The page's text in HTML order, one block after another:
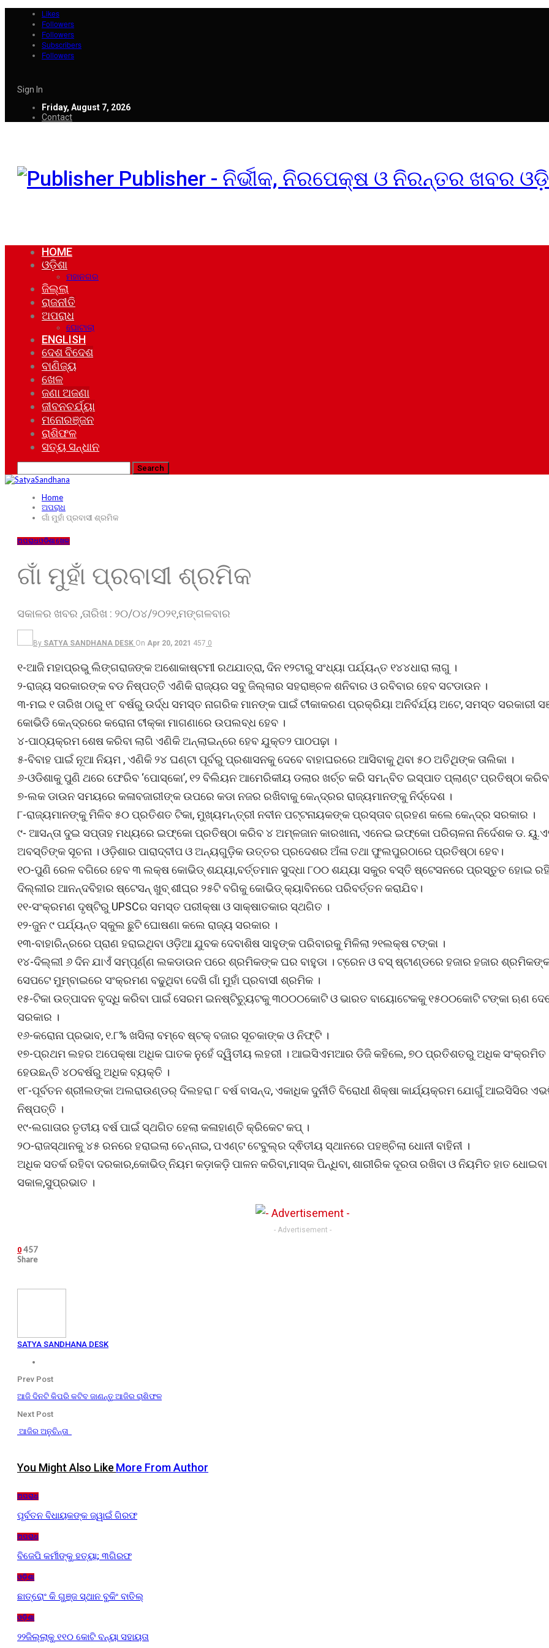
Likes
Followers
Followers
Subscribers
Followers
Sign In
Friday, August 7, 2026
Contact
Publisher - ନିର୍ଭୀକ, ନିରପେକ୍ଷ ଓ ନିରନ୍ତର ଖବର
HOME
ଓଡ଼ିଶା
ମହାନଗର
ଜିଲ୍ଲା
ରାଜନୀତି
ଅପରାଧ
ଘୋଟାଲା
ENGLISH
ଦେଶ ବିଦେଶ
ବାଣିଜ୍ୟ
ଖେଳ
ଜଣା ଅଜଣା
ଜୀବନଚର୍ଯ୍ୟା
ମନୋରଞ୍ଜନ
ରାଶିଫଳ
ସତ୍ୟ ସନ୍ଧାନ
Home
ଅପରାଧ
ଗାଁ ମୁହାଁ ପ୍ରବାସୀ ଶ୍ରମିକ
ଅପରାଧଓଡ଼ିଶାଖେଳ
ଗାଁ ମୁହାଁ ପ୍ରବାସୀ ଶ୍ରମିକ
ସକାଳର ଖବର ,ତାରିଖ : ୨୦/୦୪/୨୦୨୧,ମଙ୍ଗଳବାର
By SATYA SANDHANA DESK On Apr 20, 2021 457 0
୧-ଆଜି ମହାପ୍ରଭୁ ଲିଙ୍ଗରାଜଙ୍କ ଅଶୋକାଷ୍ଟମୀ ରଥଯାତ୍ରା, ଦିନ ୧୨ଟାରୁ ସଂଧ୍ୟା ପର୍ଯ୍ୟନ୍ତ ୧୪୪ଧାରା ଲାଗୁ ।
୨-ରାଜ୍ୟ ସରକାରଙ୍କ ବଡ ନିଷ୍ପତ୍ତି ଏଣିକି ରାଜ୍ୟର ସବୁ ଜିଲ୍ଲାର ସହରାଞ୍ଚଳ ଶନିବାର ଓ ରବିବାର ହେବ ସଟଡାଉନ ।
୩-ମଇ ୧ ତାରିଖ ଠାରୁ ୧୮ ବର୍ଷରୁ ଉର୍ଦ୍ଧ ସମସ୍ତ ନାଗରିକ ମାନଙ୍କ ପାଇଁ ଟୀକାକରଣ ପ୍ରକ୍ରିୟା ଅନିର୍ବର୍ଯ୍ୟ ଅଟେ, ସମସ୍ତ ସରକାରୀ
କୋଭିଡି କେନ୍ଦ୍ରରେ କରୋନା ଟୀକ୍କା ମାଗଣାରେ ଉପଲବ୍ଧ ହେବ ।
୪-ପାଠ୍ୟକ୍ରମ ଶେଷ କରିବା ଲାଗି ଏଣିକି ଅନ୍‌ଲାଇନ୍‌ରେ ହେବ ଯୁକ୍ତ୨ ପାଠପଢ଼ା ।
୫-ବିବାହ ପାଇଁ ନୂଆ ନିୟମ , ଏଣିକି ୨୪ ଘଣ୍ଟା ପୂର୍ବରୁ ପ୍ରଶାସନକୁ ଦେବେ ବାହାଘରରେ ଆସିବାକୁ ଥିବା ୫୦ ଅତିଥିଙ୍କ ତାଲିକା ।
୬-ଓଡିଶାକୁ ପୁଣି ଥରେ ଫେରିବ ‘ପୋସ୍କୋ’, ୧୨ ବିଲିୟନ ଆମେରିକୀୟ ଡଲାର ଖର୍ଚ୍ଚ କରି ସମନ୍ବିତ ଇସ୍ପାତ ପ୍ଲାଣ୍ଟ ପ୍ରତିଷ୍ଠା କରିବ
୭-ଲକ ଡାଉନ ସମୟରେ କଳାବଜାରୀଙ୍କ ଉପରେ କଡା ନଜର ରଖିବାକୁ କେନ୍ଦ୍ରର ରାଜ୍ୟମାନଙ୍କୁ ନିର୍ଦ୍ଦେଶ ।
୮-ରାଜ୍ୟମାନଙ୍କୁ ମିଳିବ ୫୦ ପ୍ରତିଶତ ଟିକା, ମୁଖ୍ୟମନ୍ତ୍ରୀ ନବୀନ ପଟ୍ଟନାୟକଙ୍କ ପ୍ରସ୍ତାବ ଗ୍ରହଣ କଲେ କେନ୍ଦ୍ର ସରକାର ।
୯- ଆସନ୍ତା ଦୁଇ ସପ୍ତାହ ମଧ୍ୟରେ ଇଫ୍‌କୋ ପ୍ରତିଷ୍ଠା କରିବ ୪ ଅମ୍ଳଜାନ କାରଖାନା, ଏନେଇ ଇଫ୍‌କୋ ପରିଚାଳନା ନିର୍ଦେଶକ ଡ.
ଅବସ୍ତିଙ୍କ ସୂଚନା । ଓଡ଼ିଶାର ପାରାଦ୍ବୀପ ଓ ଅନ୍ୟଗୁଡ଼ିକ ଉତ୍ତର ପ୍ରଦେଶର ଅଁଳା ତଥା ଫୁଲପୁରଠାରେ ପ୍ରତିଷ୍ଠା ହେବ।
୧୦-ପୁଣି ରେଳ ବଗିରେ ହେବ ୩ ଲକ୍ଷ କୋଭିଡ୍‍ ଶଯ୍ୟା,ବର୍ତ୍ତମାନ ସୁଦ୍ଧା ୮୦୦ ଶଯ୍ୟା ସକୁର ବସ୍ତି ଷ୍ଟେସନରେ ପ୍ରସ୍ତୁତ ହୋଇ
ଦିଲ୍ଲୀର ଆନନ୍ଦବିହାର ଷ୍ଟେସନ୍‍ ଖୁବ୍‍ ଶୀଘ୍ର ୨୫ଟି ବଗିକୁ କୋଭିଡ୍‍ କ୍ୟାବିନରେ ପରିବର୍ତ୍ତନ କରାଯିବ।
୧୧-ସଂକ୍ରମଣ ଦୃଷ୍ଟିରୁ UPSCର ସମସ୍ତ ପରୀକ୍ଷା ଓ ସାକ୍ଷାତକାର ସ୍ଥଗିତ ।
୧୨-ଜୁନ ୯ ପର୍ଯ୍ୟନ୍ତ ସ୍କୁଲ ଛୁଟି ଘୋଷଣା କଲେ ରାଜ୍ୟ ସରକାର ।
୧୩-ବାହାରିନ୍‌ରରେ ପ୍ରାଣ ହରାଇଥିବା ଓଡ଼ିଆ ଯୁବକ ଦେବାଶିଷ ସାହୁଙ୍କ ପରିବାରକୁ ମିଳିଲା ୨୧ଲକ୍ଷ ଟଙ୍କା ।
୧୪-ଦିଲ୍ଲୀ ୬ ଦିନ ଯାଏଁ ସମ୍ପୂର୍ଣ୍ଣ ଲକଡାଉନ ପରେ ଶ୍ରମିକଙ୍କ ଘର ବାହୁଡା । ଟ୍ରେନ ଓ ବସ୍ ଷ୍ଟାଣ୍ଡରେ ହଜାର ହଜାର
ସେପଟେ ମୁମ୍ବାଇରେ ସଂକ୍ରମଣ ବଢୁଥିବା ଦେଖି ଗାଁ ମୁହାଁ ପ୍ରବାସୀ ଶ୍ରମିକ ।
୧୫-ଟିକା ଉତ୍ପାଦନ ବୃଦ୍ଧି କରିବା ପାଇଁ ସେରମ ଇନଷ୍ଟିଚ୍ୟୁଟକୁ ୩୦୦୦କୋଟି ଓ ଭାରତ ବାୟୋଟେକକୁ ୧୫୦୦କୋଟି ଟଙ୍କା ଋଣ
ସରକାର ।
୧୬-କରୋନା ପ୍ରଭାବ, ୧.୮% ଖସିଲା ବମ୍ବେ ଷ୍ଟକ୍‍ ବଜାର ସୂଚକାଙ୍କ ଓ ନିଫ୍ଟି ।
୧୭-ପ୍ରଥମ ଲହର ଅପେକ୍ଷା ଅଧିକ ଘାତକ ନୁହେଁ ଦ୍ୱିତୀୟ ଲହରୀ । ଆଇସିଏମଆର ଡିଜି କହିଲେ, ୭୦ ପ୍ରତିଶତରୁ ଅଧିକ ସଂକ୍ରମିତ
ହେଉଛନ୍ତି ୪୦ବର୍ଷରୁ ଅଧିକ ବ୍ୟକ୍ତି ।
୧୮-ପୂର୍ବତନ ଶ୍ରୀଲଙ୍କା ଅଲରାଉଣ୍ଡର୍ ଦିଲହରା ୮ ବର୍ଷ ବାସନ୍ଦ, ଏକାଧିକ ଦୁର୍ନୀତି ବିରୋଧୀ ଶିକ୍ଷା କାର୍ଯ୍ୟକ୍ରମ ଯୋଗୁଁ ଆଇସିସିର
ନିଷ୍ପତ୍ତି ।
୧୯-ଲଗାତାର ତୃତୀୟ ବର୍ଷ ପାଇଁ ସ୍ଥଗିତ ହେଲା କଳାହାଣ୍ତି କ୍ରିକେଟ କପ୍ ।
୨୦-ରାଜସ୍ଥାନକୁ ୪୫ ରନରେ ହରାଇଲା ଚେନ୍ନାଇ, ପଏଣ୍ଟ ଟେବୁଲ୍‌ର ଦ୍ଵିତୀୟ ସ୍ଥାନରେ ପହଞ୍ଚିଲା ଧୋନୀ ବାହିନୀ ।
ଅଧିକ ସତର୍କ ରହିବା ଦରକାର,କୋଭିଡ୍ ନିୟମ କଡ଼ାକଡ଼ି ପାଳନ କରିବା,ମାସ୍କ ପିନ୍ଧିବା, ଶାରୀରିକ ଦୂରତା ରଖିବା ଓ ନିୟମିତ ହାତ
ସକାଳ,ସୁପ୍ରଭାତ ।
- Advertisement -
0 457
Share
SATYA SANDHANA DESK
Prev Post
ଆଜି ଦିନଟି କିପରି କଟିବ ଜାଣନ୍ତୁ ଆଜିର ରାଶିଫଳ
Next Post
ଆଜିର ଅନୁଚିନ୍ତା
You Might Also Like More From Author
ଅପରାଧ
ପୂର୍ବତନ ବିଧାୟକଙ୍କ ଜ୍ୱାଇଁ ଗିରଫ
ଅପରାଧ
ବିଜେପି କର୍ମୀଙ୍କୁ ହତ୍ୟା; ୩ଗିରଫ
ଓଡ଼ିଶା
ଛାତ୍ରୋଂ କି ଗୁଞ୍ଜ ସ୍ଥାନ ବୁକିଂ ବାତିଲ୍
ଓଡ଼ିଶା
୨୨ଜିଲ୍ଲାକୁ ୧୧୦ କୋଟି ବନ୍ୟା ସହାୟତା